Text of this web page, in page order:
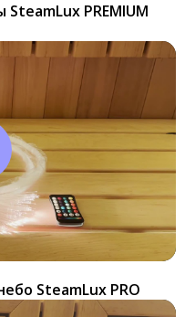
PREMIUM
SteamLux PRO